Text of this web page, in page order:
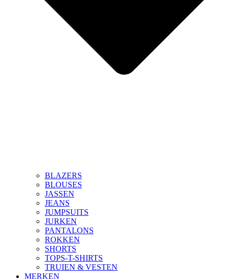
BLAZERS
BLOUSES
JASSEN
JEANS
JUMPSUITS
JURKEN
PANTALONS
ROKKEN
SHORTS
TOPS-T-SHIRTS
TRUIEN & VESTEN
MERKEN